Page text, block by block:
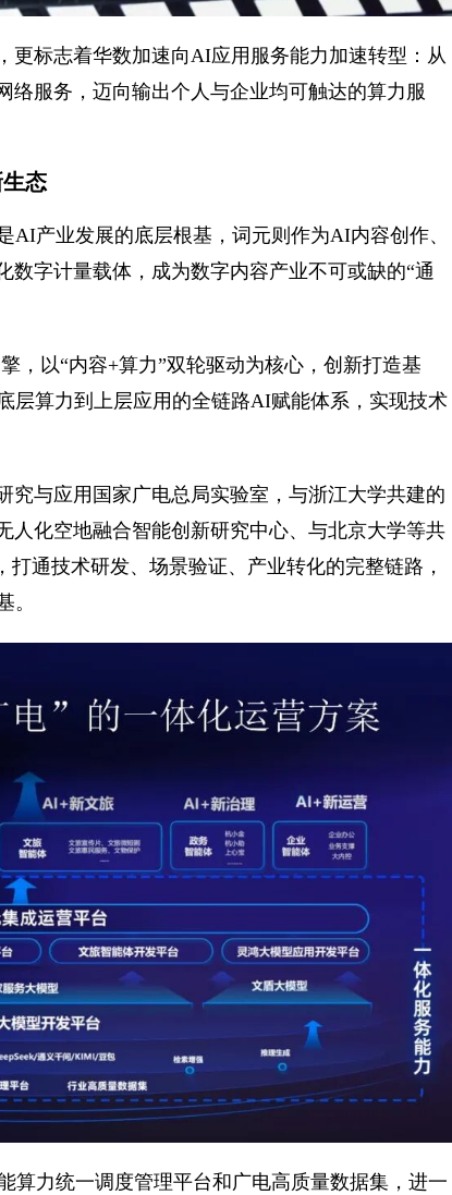
更标志着华数加速向AI应用服务能力加速转型：从
服务，迈向输出个人与企业均可触达的算力服
态
产业发展的底层根基，词元则作为AI内容创作、
字计量载体，成为数字内容产业不可或缺的“通
，以“内容+算力”双轮驱动为核心，创新打造基
层算力到上层应用的全链路AI赋能体系，实现技术
究与应用国家广电总局实验室，与浙江大学共建的
人化空地融合智能创新研究中心、与北京大学等共
通技术研发、场景验证、产业转化的完整链路，
。
算力统一调度管理平台和广电高质量数据集，进一